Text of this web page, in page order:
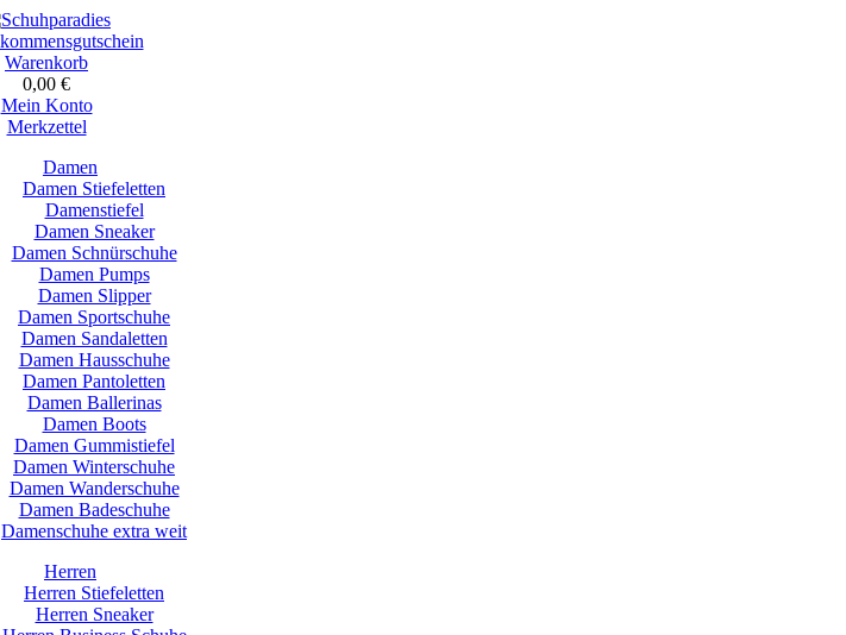
Warenkorb
0,00 €
Mein Konto
Merkzettel
Damen
Damen Stiefeletten
Damenstiefel
Damen Sneaker
Damen Schnürschuhe
Damen Pumps
Damen Slipper
Damen Sportschuhe
Damen Sandaletten
Damen Hausschuhe
Damen Pantoletten
Damen Ballerinas
Damen Boots
Damen Gummistiefel
Damen Winterschuhe
Damen Wanderschuhe
Damen Badeschuhe
Damenschuhe extra weit
Herren
Herren Stiefeletten
Herren Sneaker